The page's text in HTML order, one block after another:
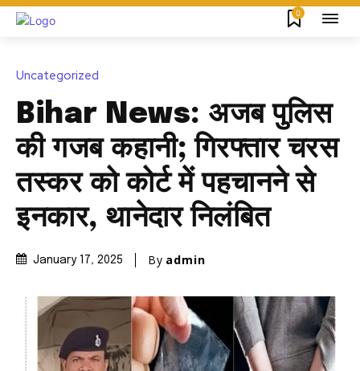
0
Uncategorized
Bihar News: अजब पुलिस
की गजब कहानी; गिरफ्तार चरस
तस्कर को कोर्ट में पहचानने से
इनकार, थानेदार निलंबित
January 17, 2025 By admin